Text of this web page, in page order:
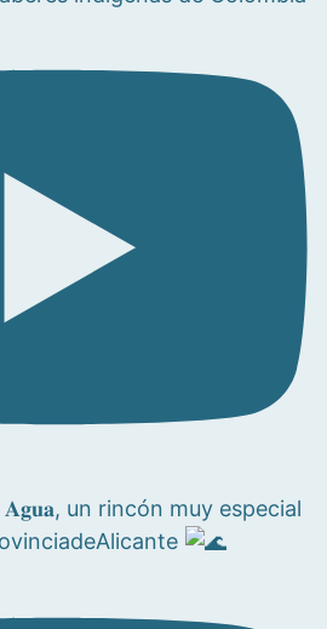
𝐀𝐠𝐮𝐚, un rincón muy especial